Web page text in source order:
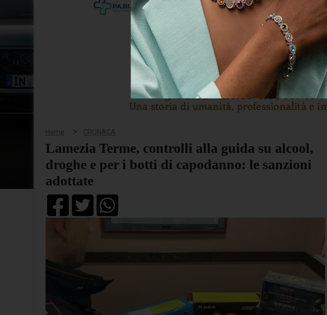
Home > CRONACA
Lamezia Terme, controlli alla guida su alcool,
droghe e per i botti di capodanno: le sanzioni
adottate